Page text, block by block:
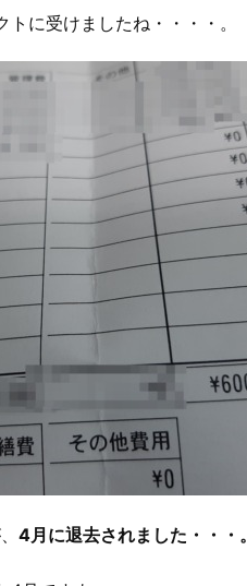
に受けましたね・・・・。
4月に退去されました・・・。